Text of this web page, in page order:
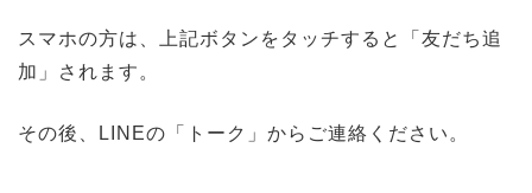
スマホの方は、上記ボタンをタッチすると「友だち追
加」されます。
その後、LINEの「トーク」からご連絡ください。